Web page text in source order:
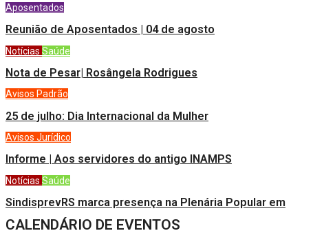
Aposentados
Reunião de Aposentados | 04 de agosto
Notícias Saúde
Nota de Pesar| Rosângela Rodrigues
Avisos Padrão
25 de julho: Dia Internacional da Mulher
Avisos Jurídico
Informe | Aos servidores do antigo INAMPS
Notícias Saúde
SindisprevRS marca presença na Plenária Popular em
CALENDÁRIO DE EVENTOS